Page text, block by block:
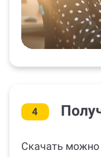
4
Скачать можно